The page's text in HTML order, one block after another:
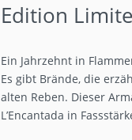
Edition
Ein Jahrzehnt in
Es gibt Brände, die
alten Reben. Dieser
L’Encantada in